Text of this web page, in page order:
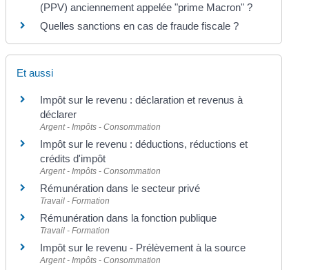
(PPV) anciennement appelée "prime Macron" ?
Quelles sanctions en cas de fraude fiscale ?
Et aussi
Impôt sur le revenu : déclaration et revenus à
déclarer
Argent - Impôts - Consommation
Impôt sur le revenu : déductions, réductions et
crédits d'impôt
Argent - Impôts - Consommation
Rémunération dans le secteur privé
Travail - Formation
Rémunération dans la fonction publique
Travail - Formation
Impôt sur le revenu - Prélèvement à la source
Argent - Impôts - Consommation